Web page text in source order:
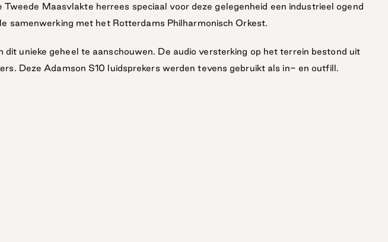
Maasvlakte herrees speciaal voor deze gelegenheid een industrieel ogend
samenwerking met het Rotterdams Philharmonisch Orkest.
unieke geheel te aanschouwen. De audio versterking op het terrein bestond uit
Deze Adamson S10 luidsprekers werden tevens gebruikt als in- en outfill.